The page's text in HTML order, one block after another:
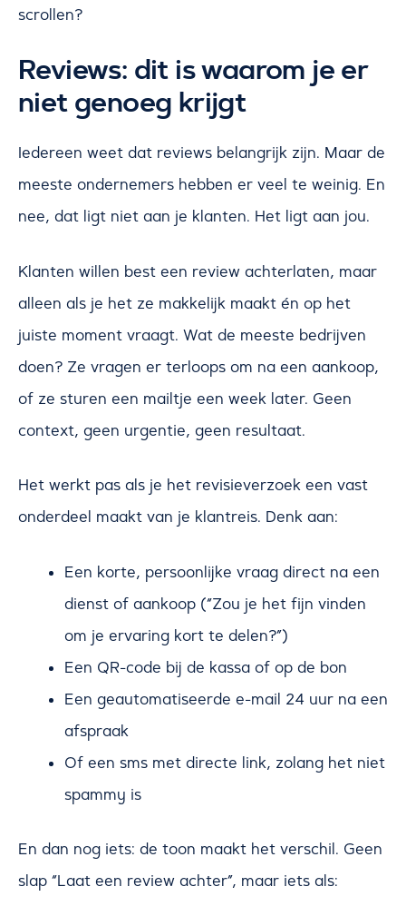
scrollen?
Reviews: dit is waarom je er
niet genoeg krijgt
Iedereen weet dat reviews belangrijk zijn. Maar de
meeste ondernemers hebben er veel te weinig. En
nee, dat ligt niet aan je klanten. Het ligt aan jou.
Klanten willen best een review achterlaten, maar
alleen als je het ze makkelijk maakt én op het
juiste moment vraagt. Wat de meeste bedrijven
doen? Ze vragen er terloops om na een aankoop,
of ze sturen een mailtje een week later. Geen
context, geen urgentie, geen resultaat.
Het werkt pas als je het revisieverzoek een vast
onderdeel maakt van je klantreis. Denk aan:
Een korte, persoonlijke vraag direct na een
dienst of aankoop (“Zou je het fijn vinden
om je ervaring kort te delen?”)
Een QR-code bij de kassa of op de bon
Een geautomatiseerde e-mail 24 uur na een
afspraak
Of een sms met directe link, zolang het niet
spammy is
En dan nog iets: de toon maakt het verschil. Geen
slap “Laat een review achter”, maar iets als: